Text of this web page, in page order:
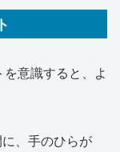
意識すると、よ
、手のひらが